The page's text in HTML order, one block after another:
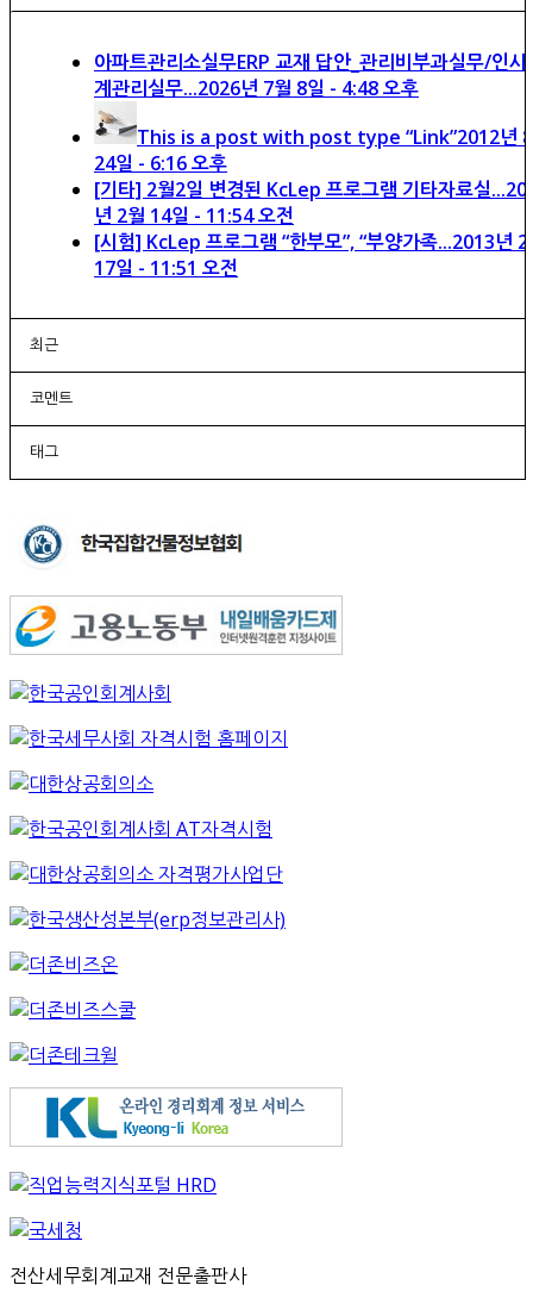
아파트관리소실무ERP 교재 답안_관리비부과실무/인사
계관리실무...2026년 7월 8일 - 4:48 오후
This is a post with post type “Link”2012년
24일 - 6:16 오후
[기타] 2월2일 변경된 KcLep 프로그램 기타자료실...
년 2월 14일 - 11:54 오전
[시험] KcLep 프로그램 “한부모”, “부양가족...2013년 2
17일 - 11:51 오전
최근
코멘트
태그
전산세무회계교재 전문출판사